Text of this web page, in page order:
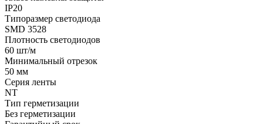
IP20
Типоразмер светодиода
SMD 3528
Плотность светодиодов
60 шт/м
Минимальный отрезок
50 мм
Серия ленты
NT
Тип герметизации
Без герметизации